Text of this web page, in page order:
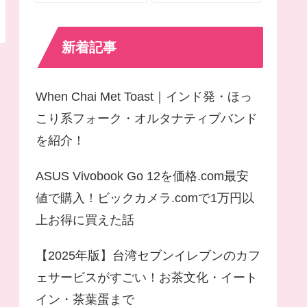
新着記事
When Chai Met Toast｜インド発・ほっ
こり系フォーク・オルタナティブバンド
を紹介！
ASUS Vivobook Go 12を価格.com最安
値で購入！ビックカメラ.comで1万円以
上お得に買えた話
【2025年版】台湾セブンイレブンのカフ
ェサービスがすごい！お茶文化・イート
イン・茶葉蛋まで